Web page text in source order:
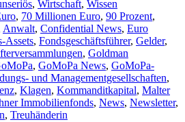
, Wirtschaft, Wissen
, 70 Millionen Euro, 90 Prozent,
Anwalt, Confidential News, Euro
Assets, Fondsgeschäftsführer, Gelder,
, Goldman
, GoMoPa News, GoMoPa-
und Managementgesellschaften,
, Klagen, Kommanditkapital, Malter
Immobilienfonds, News, Newsletter,
, Treuhänderin